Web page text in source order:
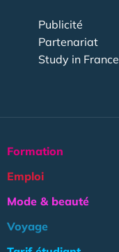
Publicité
Partenariat
Study in France
Formation
Emploi
Mode & beauté
Voyage